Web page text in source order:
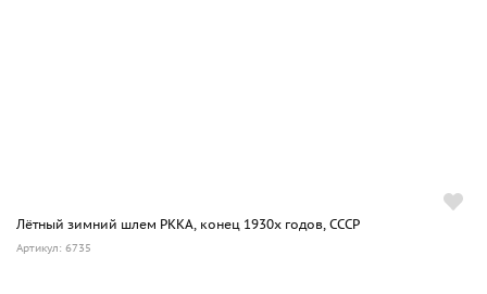
Лётный зимний шлем РККА, конец 1930х годов, СССР
Артикул: 6735